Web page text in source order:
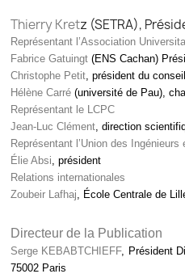
Thierry Kretz (SETRA),
Représentant l’Association
Fabrice Gatuingt(ENS Cachan)
Christophe Petit, président du
Hélène Carré(université de Pau),
Représentant le LCPC
Jean-Luc Clément, direction
Représentant l’Union des
Élie Absi, président
Relations internationales
Zoubeir Lafhaj, École Centrale de
Directeur de la Publication
Serge KEBABTCHIEFF, Président
75002 Paris